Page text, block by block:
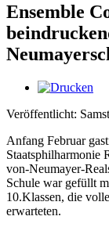
Ensemble
Veröffentlicht:
Anfang Februar
Staatsphilharmonie
von-Neumayer-
Schule war gefüllt
10.Klassen, die
erwarteten.